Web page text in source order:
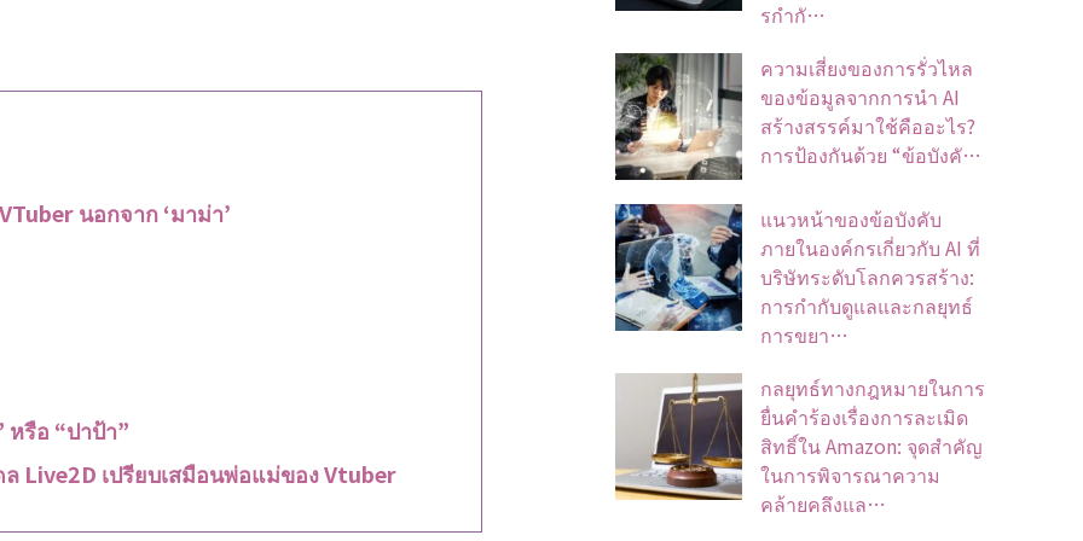
นอกจาก ‘มาม่า’
หรือ “ปาป้า”
Live2D เปรียบเสมือนพ่อแม่ของ Vtuber
รกำกั…
ความเสี่ยงของการรั่วไหล
ของข้อมูลจากการนำ AI
สร้างสรรค์มาใช้คืออะไร?
การป้องกันด้วย “ข้อบังคั…
แนวหน้าของข้อบังคับ
ภายในองค์กรเกี่ยวกับ AI ที่
บริษัทระดับโลกควรสร้าง:
การกำกับดูแลและกลยุทธ์
การขยา…
กลยุทธ์ทางกฎหมายในการ
ยื่นคำร้องเรื่องการละเมิด
สิทธิ์ใน Amazon: จุดสำคัญ
ในการพิจารณาความ
คล้ายคลึงแล…